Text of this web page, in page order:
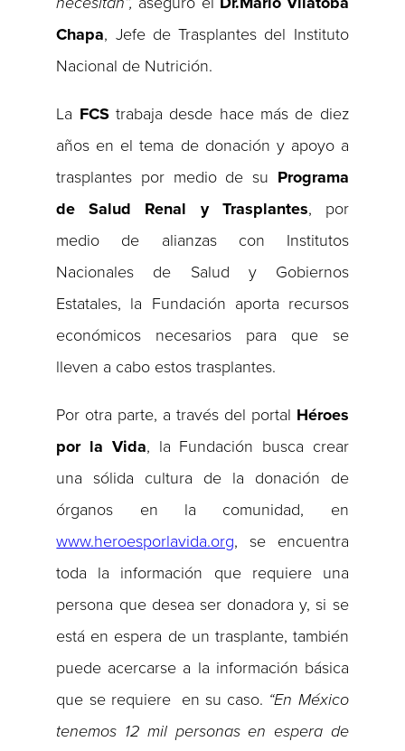
Chapa, Jefe de Trasplantes del Instituto
Nacional de Nutrición.
La FCStrabaja desde hace más de diez
años en el tema de donación y apoyo a
trasplantes por medio de su Programa
de
Salud Renal y Trasplantes, por
medio de alianzas con Institutos
Nacionales de Salud y Gobiernos
Estatales, la Fundación aporta recursos
económicos necesarios para que se
lleven a cabo estos trasplantes.
Por otra parte, a través del portal Héroes
por la Vida, la Fundación busca crear
una sólida cultura de la donación de
órganos en la comunidad, en
www.heroesporlavida.org, se encuentra
toda la información que requiere una
persona que desea ser donadora y, si se
está en espera de un trasplante, también
puede acercarse a la información básica
que se requiere en su caso. “En México
tenemos 12 mil personas en espera de